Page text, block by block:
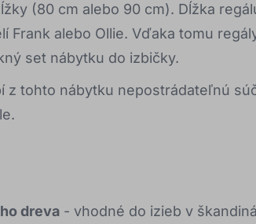
(80 cm alebo 90 cm). Dĺžka
alebo Ollie. Vďaka tomu
set nábytku do izbičky.
z tohto nábytku nepostrádateľnú
dreva - vhodné do izieb v